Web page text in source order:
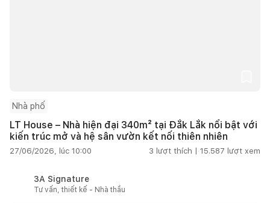
Nhà phố
LT House – Nhà hiện đại 340m² tại Đắk Lắk nổi bật với
kiến trúc mở và hệ sân vườn kết nối thiên nhiên
27/06/2026, lúc 10:00 3 lượt thích | 15.587 lượt xem
3A Signature
Tư vấn, thiết kế - Nhà thầu